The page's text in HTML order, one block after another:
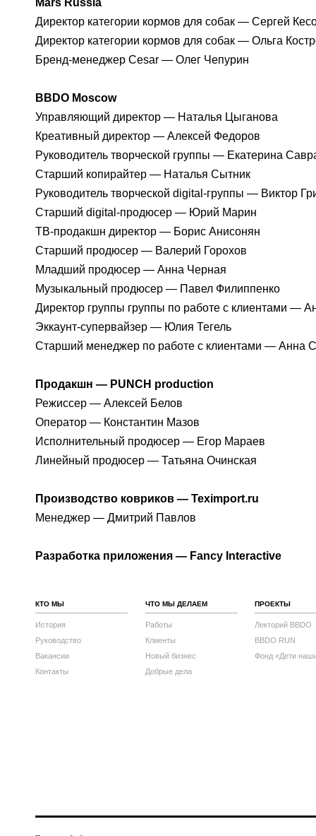
Mars Russia
Директор категории кормов для собак — Сергей
Директор категории кормов для собак — Ольга
Бренд-менеджер Cesar — Олег Чепурин
BBDO Moscow
Управляющий директор — Наталья Цыганова
Креативный директор — Алексей Федоров
Руководитель творческой группы — Екатерина
Старший копирайтер — Наталья Сытник
Руководитель творческой digital-группы — Виктор
Старший digital-продюсер — Юрий Марин
ТВ-продакшн директор — Борис Анисонян
Старший продюсер — Валерий Горохов
Младший продюсер — Анна Черная
Музыкальный продюсер — Павел Филиппенко
Директор группы группы по работе с клиентами —
Эккаунт-супервайзер — Юлия Тегель
Старший менеджер по работе с клиентами — Анна
Продакшн — PUNCH production
Режиссер — Алексей Белов
Оператор — Константин Мазов
Исполнительный продюсер — Егор Мараев
Линейный продюсер — Татьяна Очинская
Производство ковриков — Teximport.ru
Менеджер — Дмитрий Павлов
Разработка приложения — Fancy Interactive
КТО МЫ
История
Руководство
Вакансии
Контакты
ЧТО МЫ ДЕЛАЕМ
Работы
Клиенты
Новый бизнес
Добрые дела
ПРОЕКТЫ
Лекторий BBDO
BBDO RUN
Фонд «Дети